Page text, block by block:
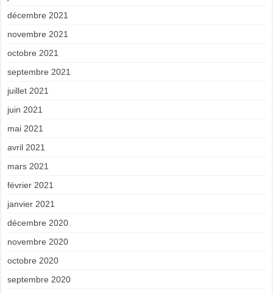
décembre 2021
novembre 2021
octobre 2021
septembre 2021
juillet 2021
juin 2021
mai 2021
avril 2021
mars 2021
février 2021
janvier 2021
décembre 2020
novembre 2020
octobre 2020
septembre 2020